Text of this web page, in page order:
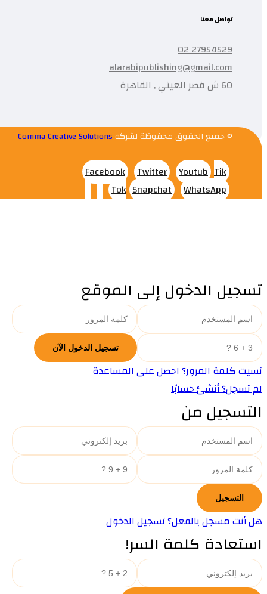
تواصل معنا
27954529 02
alarabipublishing@gmail.com
60 ش قصر العيني , القاهرة
© جميع الحقوق محفوظة لشركهComma Creative Solutions
Facebook Twitter Youtub Tik
Tok Snapchat WhatsApp
تسجيل الدخول إلى الموقع
نسيت كلمة المرور؟ احصل على المساعدة
لم تسجل؟ أنشئ حسابًا
التسجيل من
هل أنت مسجل بالفعل؟ تسجيل الدخول
استعادة كلمة السر!